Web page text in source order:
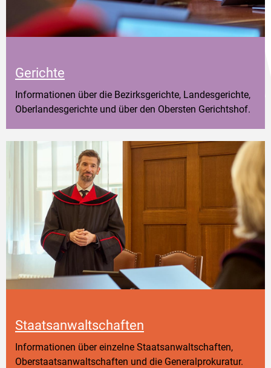
Gerichte
Informationen über die Bezirksgerichte, Landesgerichte,
Oberlandesgerichte und über den Obersten Gerichtshof.
Staatsanwaltschaften
Informationen über einzelne Staatsanwaltschaften,
Oberstaatsanwaltschaften und die Generalprokuratur.